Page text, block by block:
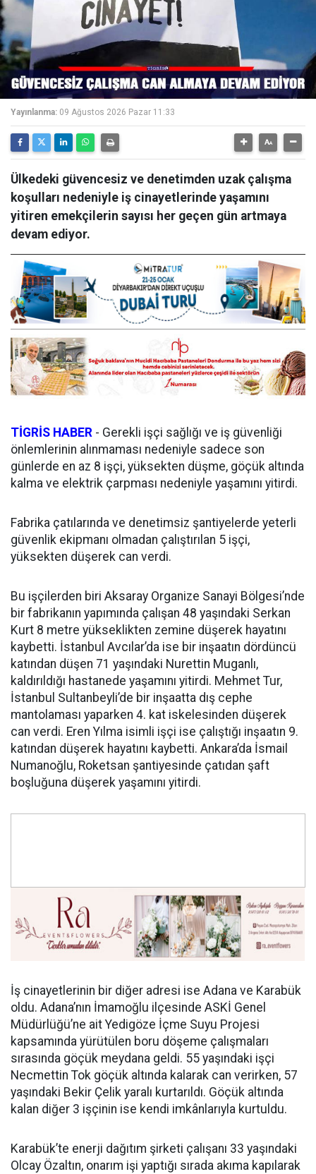
Yayınlanma: 09 Ağustos 2026 Pazar 11:33
Ülkedeki güvencesiz ve denetimden uzak çalışma
koşulları nedeniyle iş cinayetlerinde yaşamını
yitiren emekçilerin sayısı her geçen gün artmaya
devam ediyor.
TİGRİS HABER - Gerekli işçi sağlığı ve iş güvenliği
önlemlerinin alınmaması nedeniyle sadece son
günlerde en az 8 işçi, yüksekten düşme, göçük altında
kalma ve elektrik çarpması nedeniyle yaşamını yitirdi.
Fabrika çatılarında ve denetimsiz şantiyelerde yeterli
güvenlik ekipmanı olmadan çalıştırılan 5 işçi,
yüksekten düşerek can verdi.
Bu işçilerden biri Aksaray Organize Sanayi Bölgesi’nde
bir fabrikanın yapımında çalışan 48 yaşındaki Serkan
Kurt 8 metre yükseklikten zemine düşerek hayatını
kaybetti. İstanbul Avcılar’da ise bir inşaatın dördüncü
katından düşen 71 yaşındaki Nurettin Muganlı,
kaldırıldığı hastanede yaşamını yitirdi. Mehmet Tur,
İstanbul Sultanbeyli’de bir inşaatta dış cephe
mantolaması yaparken 4. kat iskelesinden düşerek
can verdi. Eren Yılma isimli işçi ise çalıştığı inşaatın 9.
katından düşerek hayatını kaybetti. Ankara’da İsmail
Numanoğlu, Roketsan şantiyesinde çatıdan şaft
boşluğuna düşerek yaşamını yitirdi.
İş cinayetlerinin bir diğer adresi ise Adana ve Karabük
oldu. Adana’nın İmamoğlu ilçesinde ASKİ Genel
Müdürlüğü’ne ait Yedigöze İçme Suyu Projesi
kapsamında yürütülen boru döşeme çalışmaları
sırasında göçük meydana geldi. 55 yaşındaki işçi
Necmettin Tok göçük altında kalarak can verirken, 57
yaşındaki Bekir Çelik yaralı kurtarıldı. Göçük altında
kalan diğer 3 işçinin ise kendi imkânlarıyla kurtuldu.
Karabük’te enerji dağıtım şirketi çalışanı 33 yaşındaki
Olcay Özaltın, onarım işi yaptığı sırada akıma kapılarak